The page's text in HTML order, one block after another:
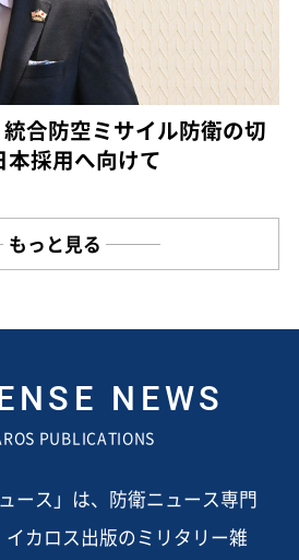
統合防空ミサイル防衛の切
本採用へ向けて
もっと見る
NEWS
PUBLICATIONS
ース」は、防衛ニュース専門
カロス出版のミリタリー雑